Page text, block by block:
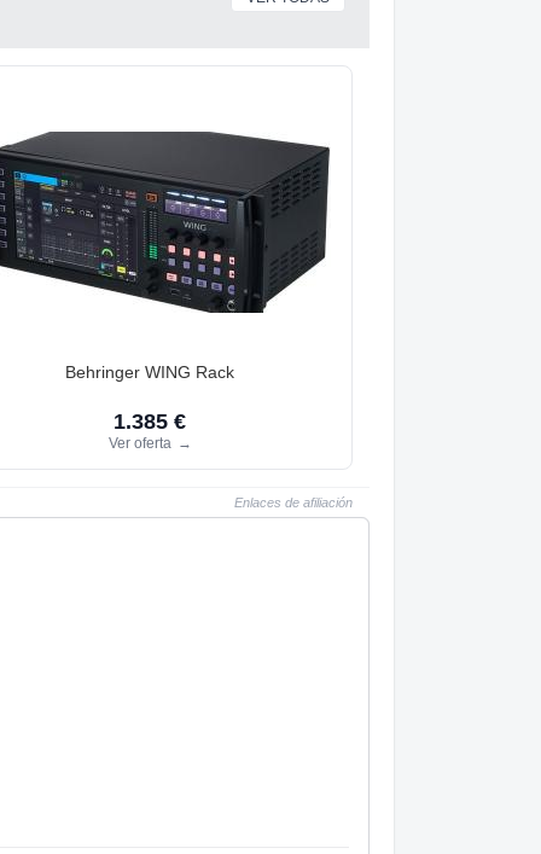
Behringer WING Rack
1.385 €
Ver oferta →
Enlaces de afiliación